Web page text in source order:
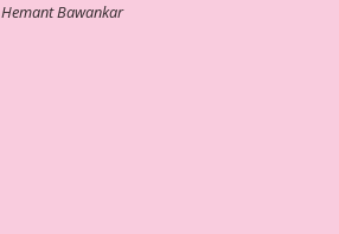
Hemant Bawankar